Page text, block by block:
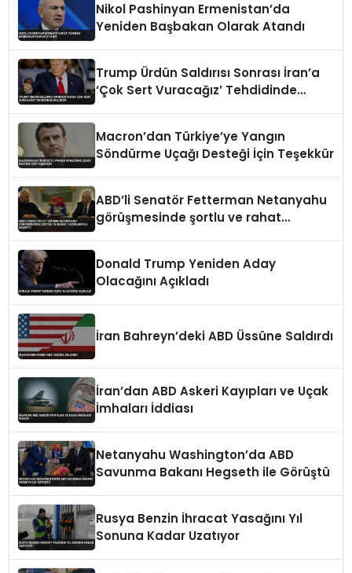
Nikol Pashinyan Ermenistan’da
Yeniden Başbakan Olarak Atandı
Trump Ürdün Saldırısı Sonrası İran’a
‘Çok Sert Vuracağız’ Tehdidinde
Macron’dan Türkiye’ye Yangın
Söndürme Uçağı Desteği İçin Teşekkür
ABD’li Senatör Fetterman Netanyahu
görüşmesinde şortlu ve rahat
Donald Trump Yeniden Aday
Olacağını Açıkladı
İran Bahreyn’deki ABD Üssüne Saldırdı
İran’dan ABD Askeri Kayıpları ve Uçak
İmhaları İddiası
Netanyahu Washington’da ABD
Savunma Bakanı Hegseth ile Görüştü
Rusya Benzin İhracat Yasağını Yıl
Sonuna Kadar Uzatıyor